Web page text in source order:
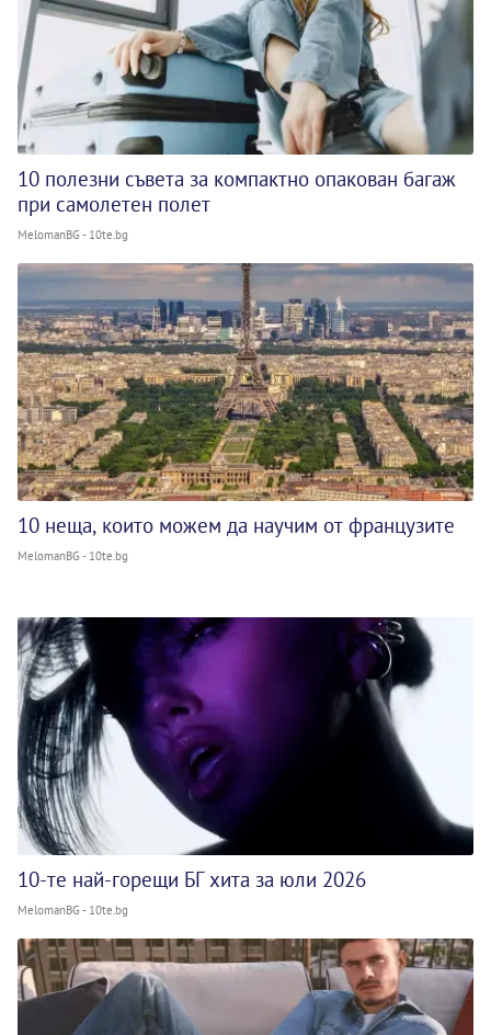
10 полезни съвета за компактно опакован багаж
при самолетен полет
MelomanBG - 10te.bg
10 неща, които можем да научим от французите
MelomanBG - 10te.bg
10-те най-горещи БГ хита за юли 2026
MelomanBG - 10te.bg